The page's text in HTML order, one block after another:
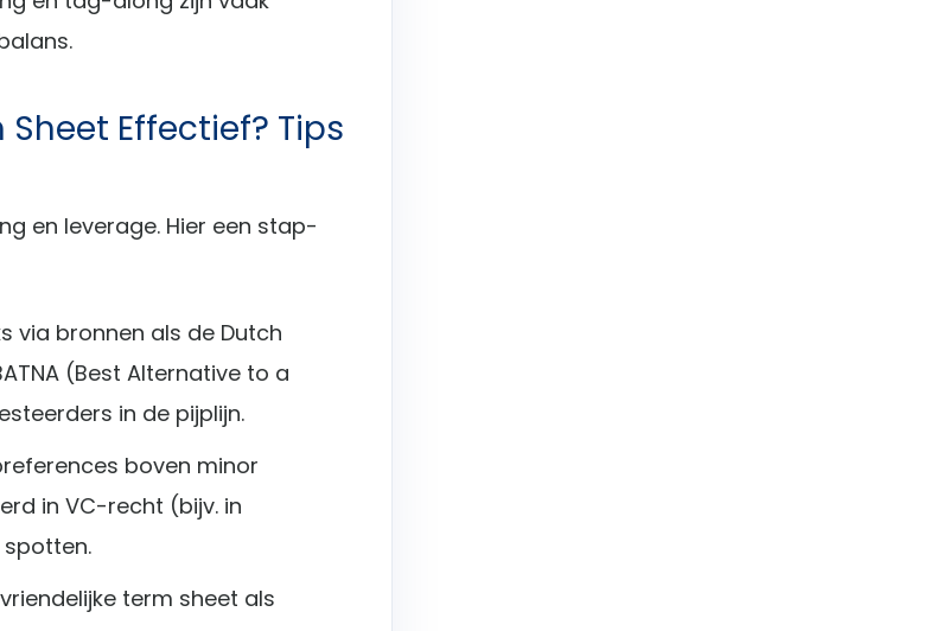
Effectief? Tips
en leverage. Hier een stap-
via bronnen als de Dutch
(Best Alternative to a
in de pijplijn.
boven minor
in VC-recht (bijv. in
term sheet als